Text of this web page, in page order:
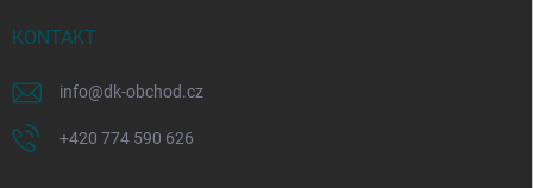
KONTAKT
info@dk-obchod.cz
+420 774 590 626